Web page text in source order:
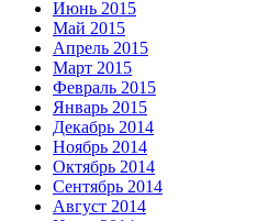
Июнь 2015
Май 2015
Апрель 2015
Март 2015
Февраль 2015
Январь 2015
Декабрь 2014
Ноябрь 2014
Октябрь 2014
Сентябрь 2014
Август 2014